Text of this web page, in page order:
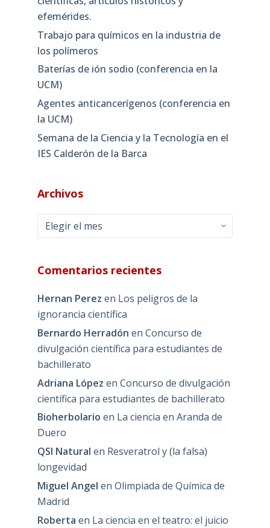
efemérides.
Trabajo para químicos en la industria de
los polímeros
Baterías de ión sodio (conferencia en la
UCM)
Agentes anticancerígenos (conferencia en
la UCM)
Semana de la Ciencia y la Tecnología en el
IES Calderón de la Barca
Archivos
Archivos
Comentarios recientes
Hernan Perez en Los peligros de la
ignorancia científica
Bernardo Herradón en Concurso de
divulgación científica para estudiantes de
bachillerato
Adriana López en Concurso de divulgación
científica para estudiantes de bachillerato
Bioherbolario en La ciencia en Aranda de
Duero
QSI Natural en Resveratrol y (la falsa)
longevidad
Miguel Angel en Olimpiada de Química de
Madrid
Roberta en La ciencia en el teatro: el juicio